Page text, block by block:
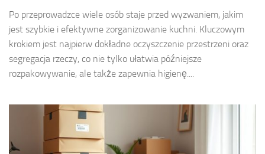
Po przeprowadzce wiele osób staje przed wyzwaniem, jakim
jest szybkie i efektywne zorganizowanie kuchni. Kluczowym
krokiem jest najpierw dokładne oczyszczenie przestrzeni oraz
segregacja rzeczy, co nie tylko ułatwia późniejsze
rozpakowywanie, ale także zapewnia higienę....